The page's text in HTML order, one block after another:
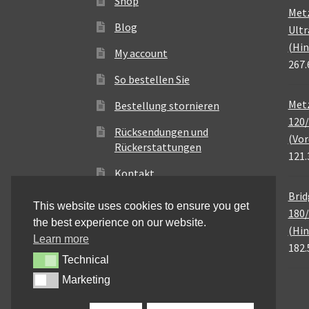
Blog
My account
So bestellen Sie
Bestellung stornieren
Rücksendungen und
Rückerstattungen
Kontakt
This website uses cookies to ensure you get
the best experience on our website.
Learn more
TechnicalTechnical
MarketingMarketing